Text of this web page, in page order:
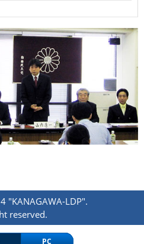
"KANAGAWA-LDP".
reserved.
PC